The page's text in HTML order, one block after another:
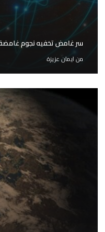
سر غامض تخفيه نجوم غامضة
من ايمان عزيزة